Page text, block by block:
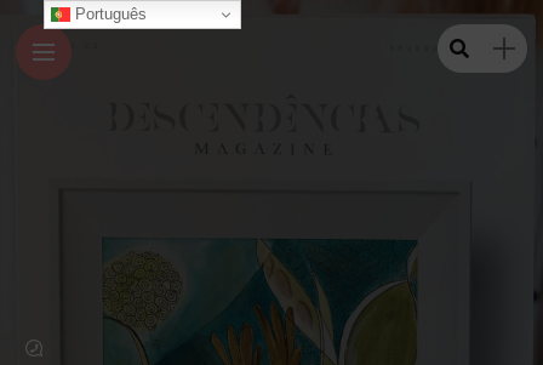
Português